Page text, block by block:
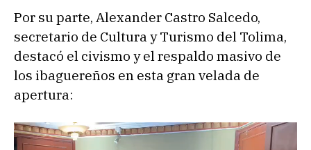
Por su parte, Alexander Castro Salcedo,
secretario de Cultura y Turismo del Tolima,
destacó el civismo y el respaldo masivo de
los ibaguereños en esta gran velada de
apertura: